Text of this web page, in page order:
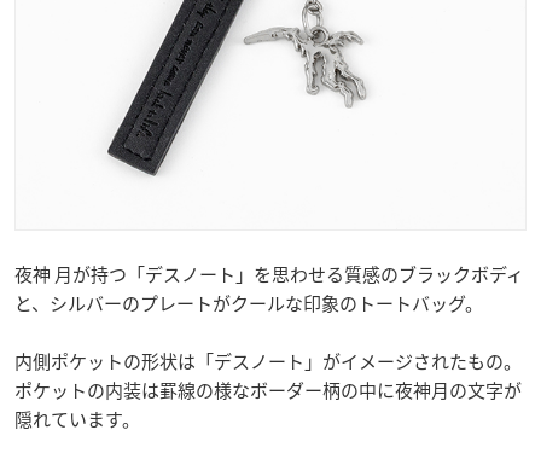
夜神 月が持つ「デスノート」を思わせる質感のブラックボディ
と、シルバーのプレートがクールな印象のトートバッグ。
内側ポケットの形状は「デスノート」がイメージされたもの。
ポケットの内装は罫線の様なボーダー柄の中に夜神月の文字が
隠れています。